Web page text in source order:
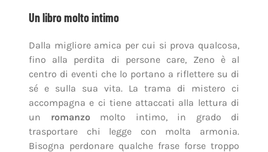
Un libro molto intimo
Dalla migliore amica per cui si prova qualcosa,
fino alla perdita di persone care, Zeno è al
centro di eventi che lo portano a riflettere su di
sé e sulla sua vita. La trama di mistero ci
accompagna e ci tiene attaccati alla lettura di
un romanzomolto intimo, in grado di
trasportare chi legge con molta armonia.
Bisogna perdonare qualche frase forse troppo